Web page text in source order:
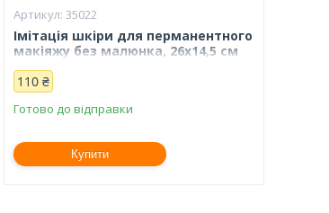
35022
Імітація шкіри для перманентного
макіяжу без малюнка, 26х14,5 см
110 ₴
Готово до відправки
Купити